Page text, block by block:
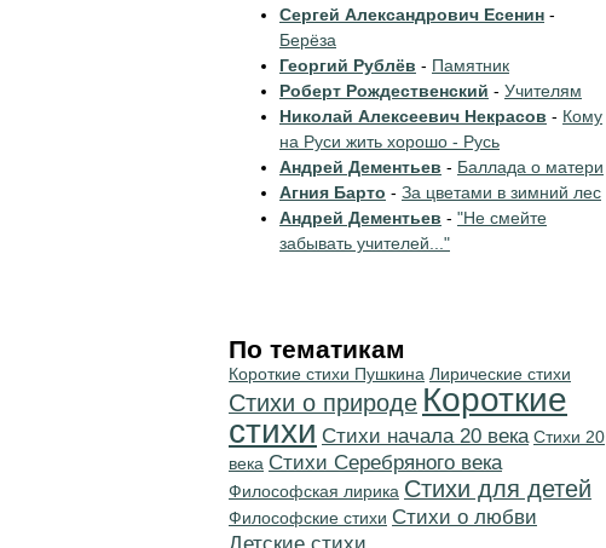
Сергей Александрович Есенин -
Берёза
Георгий Рублёв - Памятник
Роберт Рождественский - Учителям
Николай Алексеевич Некрасов - Кому
на Руси жить хорошо - Русь
Андрей Дементьев - Баллада о матери
Агния Барто - За цветами в зимний лес
Андрей Дементьев - "Не смейте
забывать учителей..."
По тематикам
Короткие стихи Пушкина Лирические стихи
Стихи о природе Короткие
стихи Cтихи начала 20 века Стихи 20
века Cтихи Серебряного века
Философская лирика Стихи для детей
Философские стихи Стихи о любви